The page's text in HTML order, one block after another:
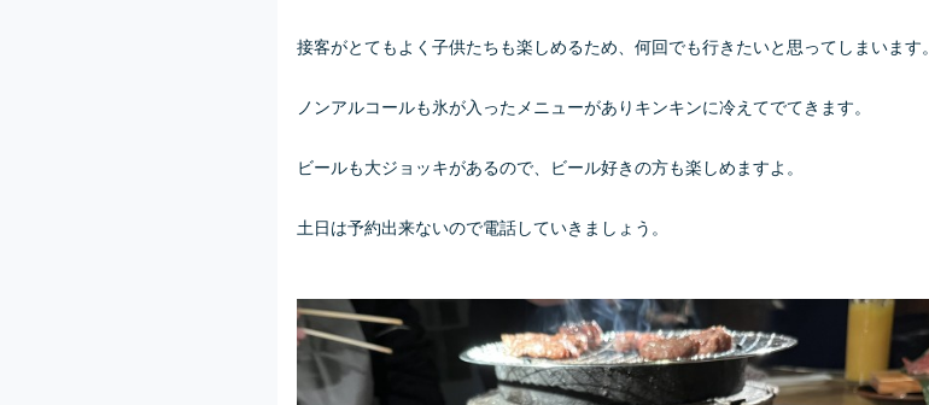
接客がとてもよく子供たちも楽しめるため、何回でも行きたいと思ってしまいます。
ノンアルコールも氷が入ったメニューがありキンキンに冷えてでてきます。
ビールも大ジョッキがあるので、ビール好きの方も楽しめますよ。
土日は予約出来ないので電話していきましょう。